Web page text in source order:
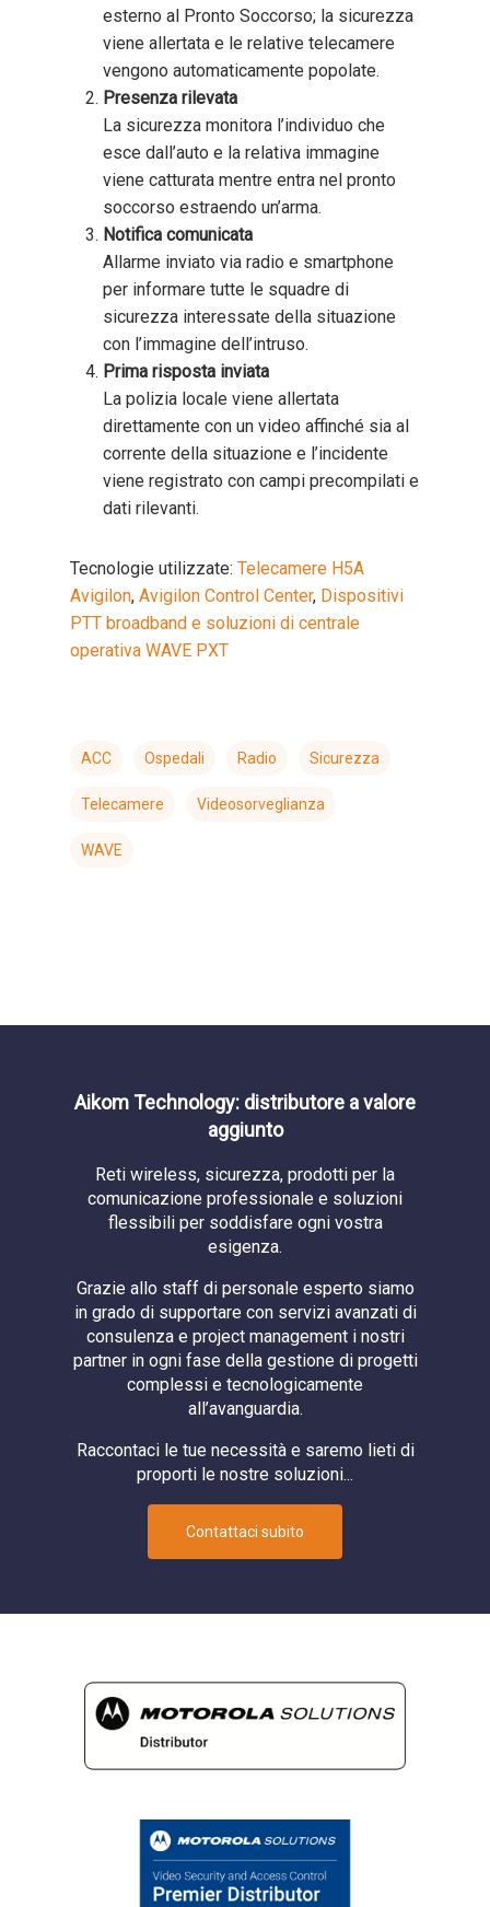
esterno al Pronto Soccorso; la sicurezza
viene allertata e le relative telecamere
vengono automaticamente popolate.
Presenza rilevata
La sicurezza monitora l’individuo che
esce dall’auto e la relativa immagine
viene catturata mentre entra nel pronto
soccorso estraendo un’arma.
Notifica comunicata
Allarme inviato via radio e smartphone
per informare tutte le squadre di
sicurezza interessate della situazione
con l’immagine dell’intruso.
Prima risposta inviata
La polizia locale viene allertata
direttamente con un video affinché sia al
corrente della situazione e l’incidente
viene registrato con campi precompilati e
dati rilevanti.
Tecnologie utilizzate: Telecamere H5A
Avigilon, Avigilon Control Center, Dispositivi
PTT broadband e soluzioni di centrale
operativa WAVE PXT
ACC Ospedali Radio Sicurezza
Telecamere Videosorveglianza
WAVE
Aikom Technology: distributore a valore
aggiunto
Reti wireless, sicurezza, prodotti per la
comunicazione professionale e soluzioni
flessibili per soddisfare ogni vostra
esigenza.
Grazie allo staff di personale esperto siamo
in grado di supportare con servizi avanzati di
consulenza e project management i nostri
partner in ogni fase della gestione di progetti
complessi e tecnologicamente
all’avanguardia.
Raccontaci le tue necessità e saremo lieti di
proporti le nostre soluzioni...
Contattaci subito